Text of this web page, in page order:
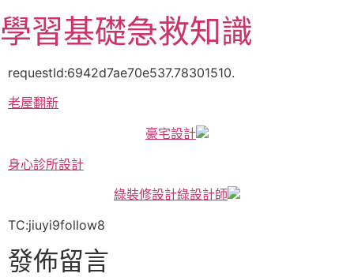
至
主
容
學習基礎急救知識
requestId:6942d7ae70e537.78301510.
老屋翻新
豪宅設計
身心診所設計
綠裝修設計綠設計師
TC:jiuyi9follow8
發佈留言